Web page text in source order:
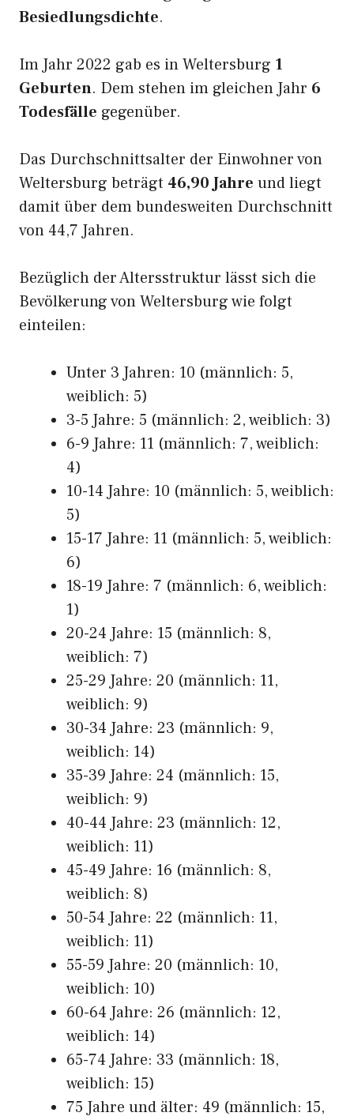
Besiedlungsdichte.
Im Jahr 2022 gab es in Weltersburg 1
Geburten. Dem stehen im gleichen Jahr 6
Todesfälle gegenüber.
Das Durchschnittsalter der Einwohner von
Weltersburg beträgt 46,90 Jahre und liegt
damit über dem bundesweiten Durchschnitt
von 44,7 Jahren.
Bezüglich der Altersstruktur lässt sich die
Bevölkerung von Weltersburg wie folgt
einteilen:
Unter 3 Jahren: 10 (männlich: 5,
weiblich: 5)
3-5 Jahre: 5 (männlich: 2, weiblich: 3)
6-9 Jahre: 11 (männlich: 7, weiblich:
4)
10-14 Jahre: 10 (männlich: 5, weiblich:
5)
15-17 Jahre: 11 (männlich: 5, weiblich:
6)
18-19 Jahre: 7 (männlich: 6, weiblich:
1)
20-24 Jahre: 15 (männlich: 8,
weiblich: 7)
25-29 Jahre: 20 (männlich: 11,
weiblich: 9)
30-34 Jahre: 23 (männlich: 9,
weiblich: 14)
35-39 Jahre: 24 (männlich: 15,
weiblich: 9)
40-44 Jahre: 23 (männlich: 12,
weiblich: 11)
45-49 Jahre: 16 (männlich: 8,
weiblich: 8)
50-54 Jahre: 22 (männlich: 11,
weiblich: 11)
55-59 Jahre: 20 (männlich: 10,
weiblich: 10)
60-64 Jahre: 26 (männlich: 12,
weiblich: 14)
65-74 Jahre: 33 (männlich: 18,
weiblich: 15)
75 Jahre und älter: 49 (männlich: 15,